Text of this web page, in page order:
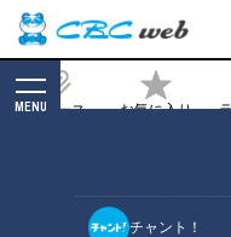
ニュース お気に入り
MENU
チャント！
とり相手探しの